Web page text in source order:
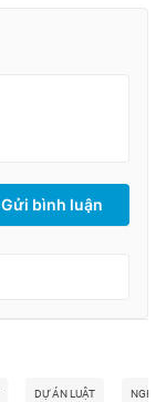
Gửi bình luận
DỰ ÁN LUẬT NGHỊ